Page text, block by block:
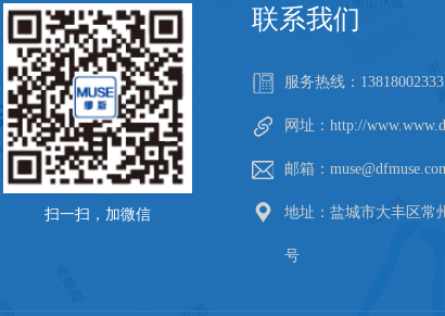
扫一扫，加微信
联系我们
服务热线：13818002333
网址：http://
邮箱：
地址：盐城市大丰区常
号